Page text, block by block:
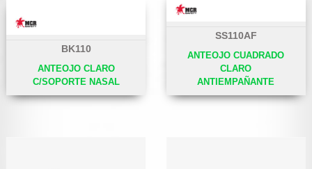
BK110
ANTEOJO CLARO
C/SOPORTE NASAL
SS110AF
ANTEOJO CUADRADO
CLARO
ANTIEMPAÑANTE